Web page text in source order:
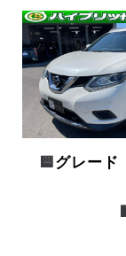
🟨 グレード